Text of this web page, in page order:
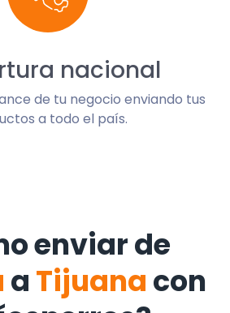
nacional
de tu negocio enviando tus
a todo el país.
enviar de
a Tijuana con